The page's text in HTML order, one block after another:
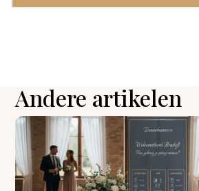
Andere artikelen